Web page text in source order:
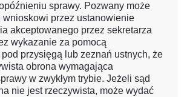
sprawy. Pozwany może
wnioskowi przez ustanowienie
akceptowanego przez sekretarza
wykazanie za pomocą
przysięgą lub zeznań ustnych, że
obrona wymagająca
w zwykłym trybie. Jeżeli sąd
nie jest rzeczywista, może wydać